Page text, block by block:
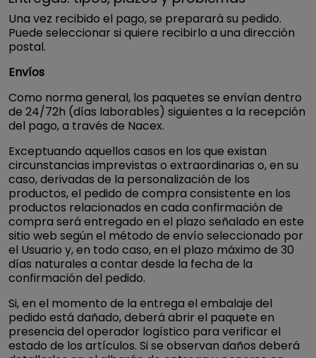
Una vez recibido el pago, se preparará su pedido.
Puede seleccionar si quiere recibirlo a una dirección
postal.
Envíos
Como norma general, los paquetes se envían dentro
de 24/72h (días laborables) siguientes a la recepción
del pago, a través de Nacex.
Exceptuando aquellos casos en los que existan
circunstancias imprevistas o extraordinarias o, en su
caso, derivadas de la personalización de los
productos, el pedido de compra consistente en los
productos relacionados en cada confirmación de
compra será entregado en el plazo señalado en este
sitio web según el método de envío seleccionado por
el Usuario y, en todo caso, en el plazo máximo de 30
días naturales a contar desde la fecha de la
confirmación del pedido.
Si, en el momento de la entrega el embalaje del
pedido está dañado, deberá abrir el paquete en
presencia del operador logístico para verificar el
estado de los artículos. Si se observan daños deberá